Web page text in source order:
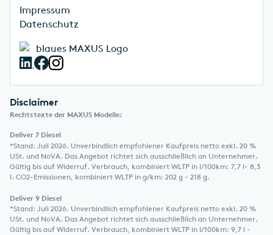
Impressum
Datenschutz
Disclaimer
Rechtstexte der MAXUS Modelle:
Deliver 7 Diesel
*Stand: Juli 2026. Unverbindlich empfohlener Kaufpreis netto exkl. 20 %
USt. und NoVA. Das Angebot richtet sich ausschließlich an Unternehmer.
Gültig bis auf Widerruf. Verbrauch, kombiniert WLTP in l/100km: 7,7 l- 8,3
l. CO2-Emissionen, kombiniert WLTP in g/km: 202 g - 218 g.
Deliver 9 Diesel
*Stand: Juli 2026. Unverbindlich empfohlener Kaufpreis netto exkl. 20 %
USt. und NoVA. Das Angebot richtet sich ausschließlich an Unternehmer.
Gültig bis auf Widerruf. Verbrauch, kombiniert WLTP in l/100km: 9,7 l -